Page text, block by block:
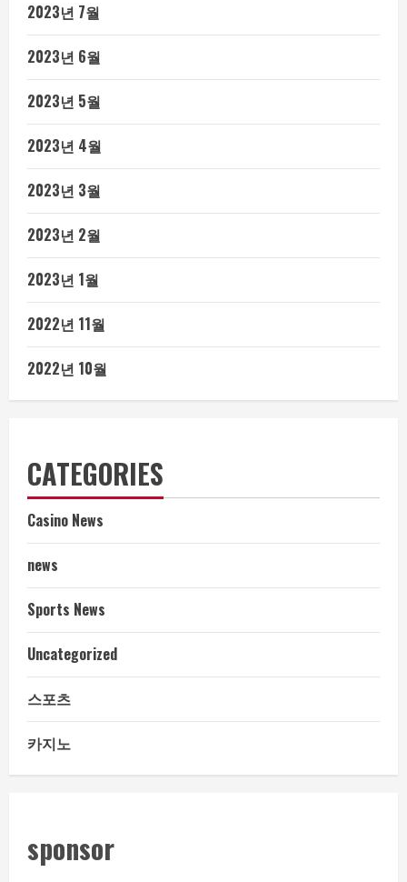
2023년 7월
2023년 6월
2023년 5월
2023년 4월
2023년 3월
2023년 2월
2023년 1월
2022년 11월
2022년 10월
CATEGORIES
Casino News
news
Sports News
Uncategorized
스포츠
카지노
sponsor